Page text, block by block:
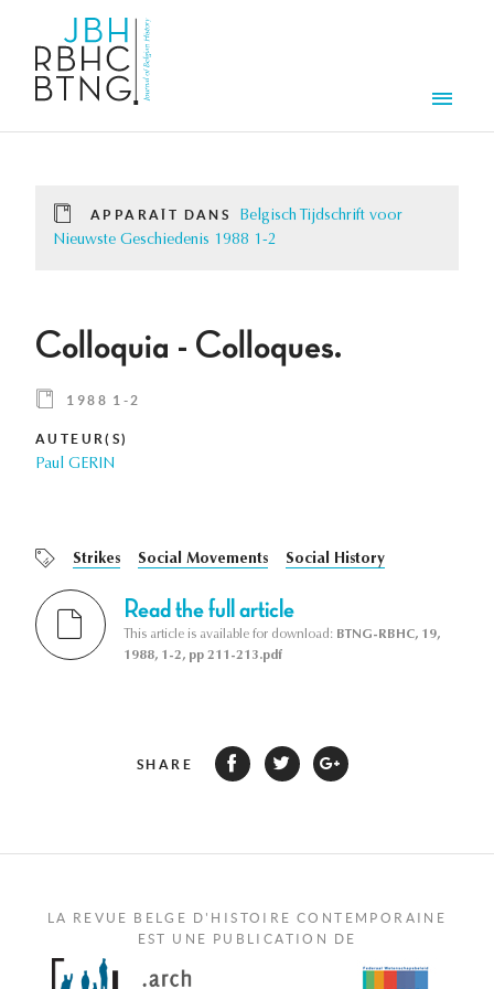
APPARAÎT DANS
Belgisch Tijdschrift voor
Nieuwste Geschiedenis 1988 1-2
Colloquia - Colloques.
1988 1-2
AUTEUR(S)
Paul GERIN
Strikes Social Movements Social History
Read the full article
This article is available for download: BTNG-RBHC, 19,
1988, 1-2, pp 211-213.pdf
SHARE
LA REVUE BELGE D'HISTOIRE CONTEMPORAINE
EST UNE PUBLICATION DE